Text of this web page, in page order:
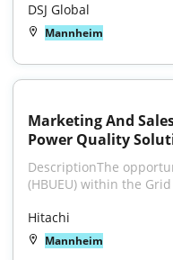
DSJ Global
Mannheim
Marketing And
Power Quality
DescriptionThe
(HBUEU) within the
Hitachi
Mannheim